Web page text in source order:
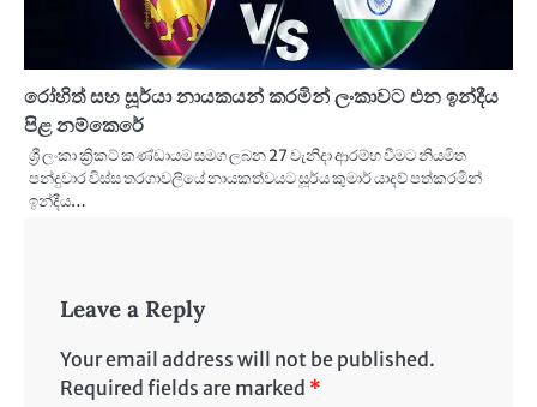
රෝහිත් සහ සූර්යා නායකයන් කරමින් ලංකාවට එන ඉන්දීය
පිළ නම්කෙරේ
ශ්‍රී ලංකා ක්‍රිකට් කණ්ඩායම සමග ලබන 27 වැනිදා ආරම්භ වීමට නියමිත
පන්දුවාර විස්ස තරගාවලියේ නායකත්වයට සූර්ය කුමාර් යාදව් පත්කරමින්
ඉන්දීය…
Leave a Reply
Your email address will not be published.
Required fields are marked *